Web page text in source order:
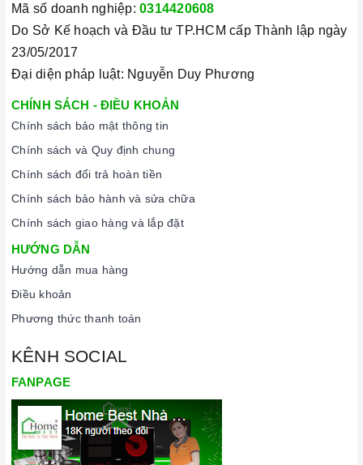
Mã số doanh nghiệp: 0314420608
Do Sở Kế hoạch và Đầu tư TP.HCM cấp Thành lập ngày
23/05/2017
Đại diện pháp luật: Nguyễn Duy Phương
CHÍNH SÁCH - ĐIỀU KHOẢN
Chính sách bảo mật thông tin
Chính sách và Quy định chung
Chính sách đổi trả hoàn tiền
Chính sách bảo hành và sửa chữa
Chính sách giao hàng và lắp đặt
HƯỚNG DẪN
Hướng dẫn mua hàng
Điều khoản
Phương thức thanh toán
KÊNH SOCIAL
FANPAGE